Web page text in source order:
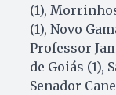
(1),
(1), Novo
Professor
de Goiás (1),
Senador